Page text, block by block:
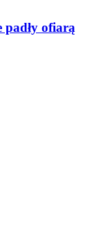
padły ofiarą